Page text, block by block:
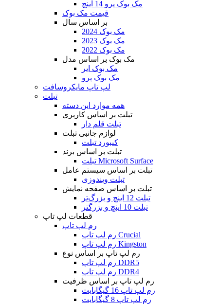
مک بوک پرو 14 اینچ
قیمت مک بوک
بر اساس سال
مک بوک 2024
مک بوک 2023
مک بوک 2022
مک بوک بر اساس مدل
مک بوک ایر
مک بوک پرو
لپ تاپ مایکروسافت
تبلت
همه موارد این دسته
تبلت بر اساس کاربری
تبلت قلم دار
لوازم جانبی تبلت
کیبورد تبلت
تبلت بر اساس برند
تبلت Microsoft Surface
تبلت بر اساس سیستم عامل
تبلت ویندوزی
تبلت بر اساس صفحه نمایش
تبلت 12 اینچ و بزرگ‌تر
تبلت 10 اینچ و بزرگتر
قطعات لپ تاپ
رم لپ تاپ
رم لپ تاپ Crucial
رم لپ تاپ Kingston
رم لپ تاپ بر اساس نوع
رم لپ تاپ DDR5
رم لپ تاپ DDR4
رم لپ تاپ بر اساس ظرفیت
رم لپ تاپ 16 گیگابایت
رم لپ تاپ 8 گیگابایت